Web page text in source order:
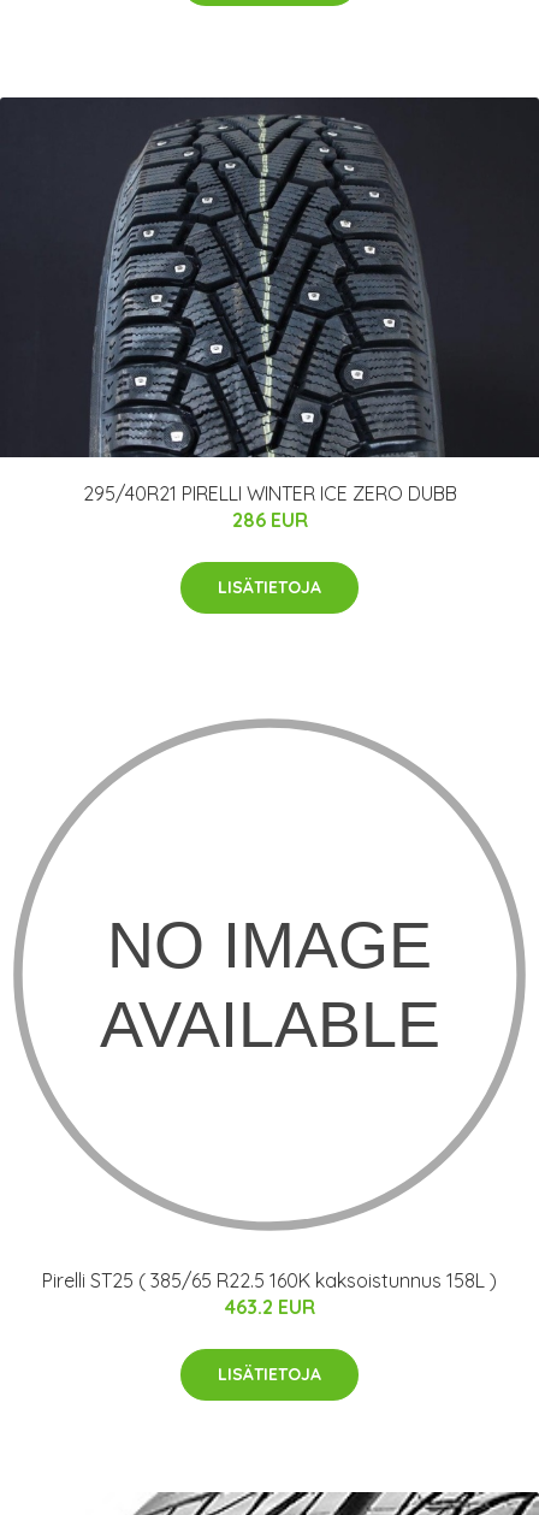
295/40R21 PIRELLI WINTER ICE ZERO DUBB
286 EUR
LISÄTIETOJA
Pirelli ST25 ( 385/65 R22.5 160K kaksoistunnus 158L )
463.2 EUR
LISÄTIETOJA